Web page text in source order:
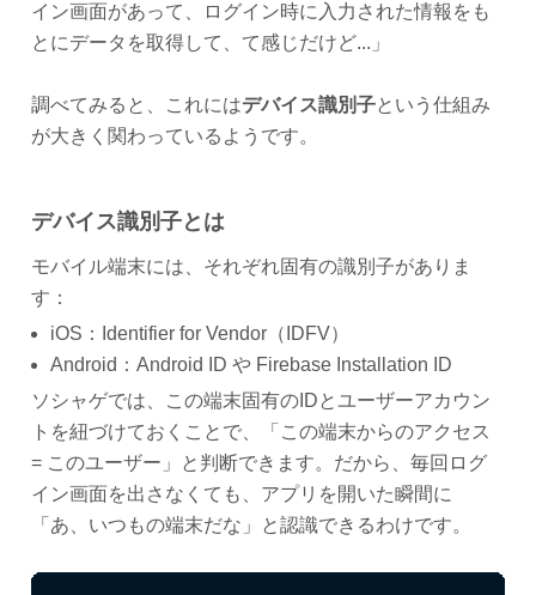
イン画面があって、ログイン時に入力された情報をも
とにデータを取得して、て感じだけど...」
調べてみると、これにはデバイス識別子という仕組み
が大きく関わっているようです。
デバイス識別子とは
モバイル端末には、それぞれ固有の識別子がありま
す：
iOS：Identifier for Vendor（IDFV）
Android：Android ID や Firebase Installation ID
ソシャゲでは、この端末固有のIDとユーザーアカウン
トを紐づけておくことで、「この端末からのアクセス
= このユーザー」と判断できます。だから、毎回ログ
イン画面を出さなくても、アプリを開いた瞬間に
「あ、いつもの端末だな」と認識できるわけです。